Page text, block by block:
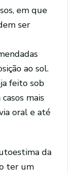
em que
ser
ao sol.
feito sob
mais
oral e até
da
ter um